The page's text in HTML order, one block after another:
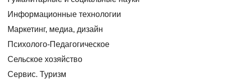
Информационные технологии
Маркетинг, медиа, дизайн
Психолого-Педагогическое
Сельское хозяйство
Сервис. Туризм